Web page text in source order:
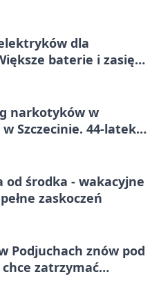
dla
baterie i zasięg
narkotyków w
Szczecinie. 44-latek
od środka - wakacyjne
zaskoczeń
Podjuchach znów pod
zatrzymać